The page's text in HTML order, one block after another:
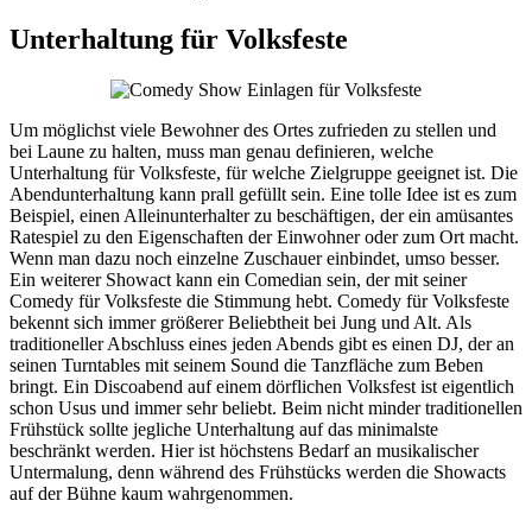
Unterhaltung für Volksfeste
Um möglichst viele Bewohner des Ortes zufrieden zu stellen und
bei Laune zu halten, muss man genau definieren, welche
Unterhaltung für Volksfeste, für welche Zielgruppe geeignet ist. Die
Abendunterhaltung kann prall gefüllt sein. Eine tolle Idee ist es zum
Beispiel, einen Alleinunterhalter zu beschäftigen, der ein amüsantes
Ratespiel zu den Eigenschaften der Einwohner oder zum Ort macht.
Wenn man dazu noch einzelne Zuschauer einbindet, umso besser.
Ein weiterer Showact kann ein Comedian sein, der mit seiner
Comedy für Volksfeste die Stimmung hebt. Comedy für Volksfeste
bekennt sich immer größerer Beliebtheit bei Jung und Alt. Als
traditioneller Abschluss eines jeden Abends gibt es einen DJ, der an
seinen Turntables mit seinem Sound die Tanzfläche zum Beben
bringt. Ein Discoabend auf einem dörflichen Volksfest ist eigentlich
schon Usus und immer sehr beliebt. Beim nicht minder traditionellen
Frühstück sollte jegliche Unterhaltung auf das minimalste
beschränkt werden. Hier ist höchstens Bedarf an musikalischer
Untermalung, denn während des Frühstücks werden die Showacts
auf der Bühne kaum wahrgenommen.